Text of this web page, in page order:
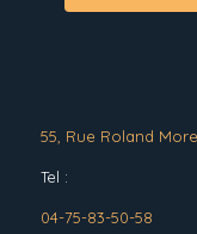
55, Rue Roland
Tel :
04-75-83-50-58